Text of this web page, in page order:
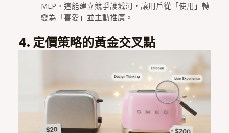
MLP。這能建立競爭護城河，讓用戶從「使用」轉
變為「喜愛」並主動推廣。
4. 定價策略的黃金交叉點